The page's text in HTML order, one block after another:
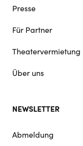
Presse
Für Partner
Theatervermietung
Über uns
NEWSLETTER
Abmeldung